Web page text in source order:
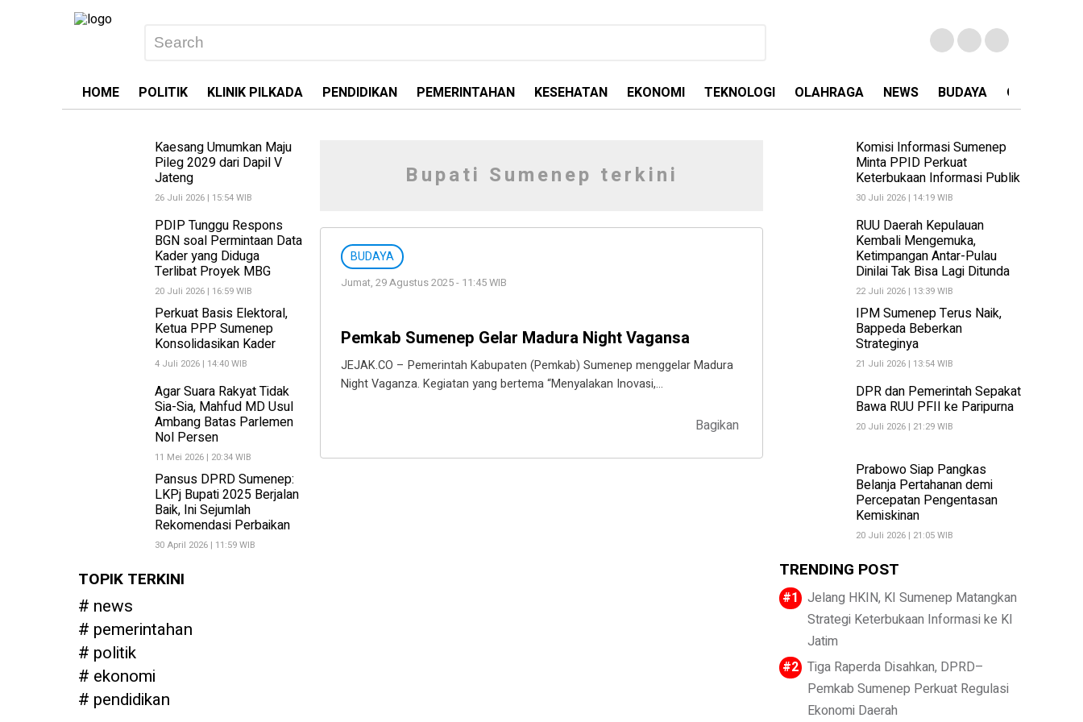
HOME POLITIK KLINIK PILKADA PENDIDIKAN PEMERINTAHAN KESEHATAN EKONOMI TEKNOLOGI OLAHRAGA NEWS BUDAYA OPINI
Kaesang Umumkan Maju
Pileg 2029 dari Dapil V
Jateng
26 Juli 2026 | 15:54 WIB
PDIP Tunggu Respons
BGN soal Permintaan Data
Kader yang Diduga
Terlibat Proyek MBG
20 Juli 2026 | 16:59 WIB
Perkuat Basis Elektoral,
Ketua PPP Sumenep
Konsolidasikan Kader
4 Juli 2026 | 14:40 WIB
Agar Suara Rakyat Tidak
Sia-Sia, Mahfud MD Usul
Ambang Batas Parlemen
Nol Persen
11 Mei 2026 | 20:34 WIB
Pansus DPRD Sumenep:
LKPj Bupati 2025 Berjalan
Baik, Ini Sejumlah
Rekomendasi Perbaikan
30 April 2026 | 11:59 WIB
TOPIK TERKINI
news
pemerintahan
politik
ekonomi
pendidikan
Bupati Sumenep terkini
BUDAYA
Jumat, 29 Agustus 2025 - 11:45 WIB
Pemkab Sumenep Gelar Madura Night Vagansa
JEJAK.CO – Pemerintah Kabupaten (Pemkab) Sumenep menggelar Madura
Night Vaganza. Kegiatan yang bertema “Menyalakan Inovasi,…
Bagikan
Komisi Informasi Sumenep
Minta PPID Perkuat
Keterbukaan Informasi Publik
30 Juli 2026 | 14:19 WIB
RUU Daerah Kepulauan
Kembali Mengemuka,
Ketimpangan Antar-Pulau
Dinilai Tak Bisa Lagi Ditunda
22 Juli 2026 | 13:39 WIB
IPM Sumenep Terus Naik,
Bappeda Beberkan
Strateginya
21 Juli 2026 | 13:54 WIB
DPR dan Pemerintah Sepakat
Bawa RUU PFII ke Paripurna
20 Juli 2026 | 21:29 WIB
Prabowo Siap Pangkas
Belanja Pertahanan demi
Percepatan Pengentasan
Kemiskinan
20 Juli 2026 | 21:05 WIB
TRENDING POST
Jelang HKIN, KI Sumenep Matangkan
Strategi Keterbukaan Informasi ke KI
Jatim
Tiga Raperda Disahkan, DPRD–
Pemkab Sumenep Perkuat Regulasi
Ekonomi Daerah